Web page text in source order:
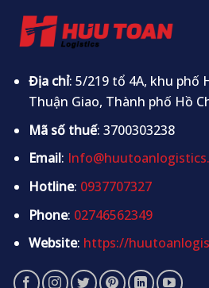
Địa chỉ: 5/219 tổ 4A, khu phố
Thuận Giao, Thành phố Hồ
Mã số thuế: 3700303238
Email:
Hotline: 0937707327
Phone: 02746562349
Website: https://